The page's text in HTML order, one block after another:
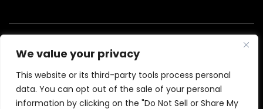
We value your privacy
This website or its third-party tools process personal
data. You can opt out of the sale of your personal
information by clicking on the "Do Not Sell or Share My
Derechos Reservados.
Política De Privacidad
*Las Imágenes Se Obtienen Bajo Licencia De Canva Y Otros